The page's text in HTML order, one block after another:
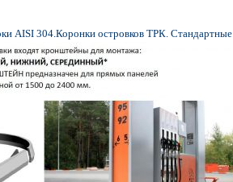
AISI 304.Коронки островков ТРК. Стандартные